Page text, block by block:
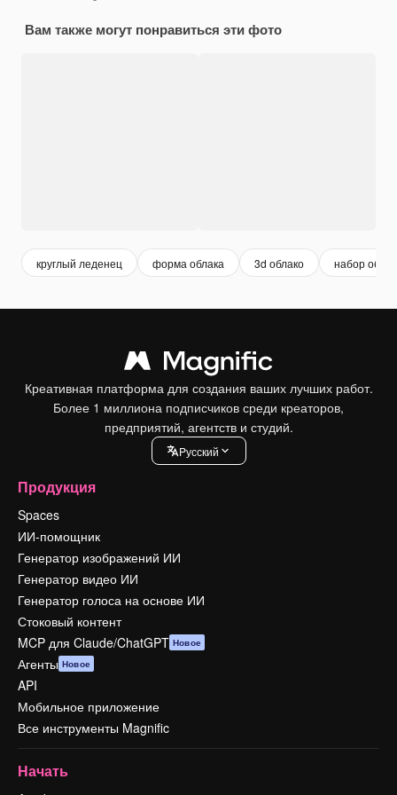
Вам также могут понравиться эти фото
круглый леденец форма облака 3d облако набор
Креативная платформа для создания ваших лучших работ.
Более 1 миллиона подписчиков среди креаторов,
предприятий, агентств и студий.
Pусский
Продукция
Spaces
ИИ-помощник
Генератор изображений ИИ
Генератор видео ИИ
Генератор голоса на основе ИИ
Стоковый контент
MCP для Claude/ChatGPT Новое
Агенты Новое
API
Мобильное приложение
Все инструменты Magnific
Начать